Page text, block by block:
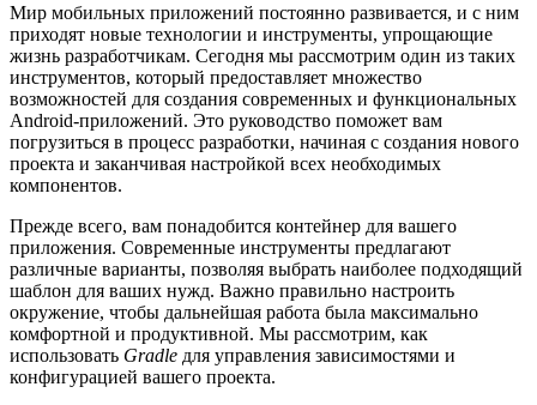
Мир мобильных приложений постоянно развивается, и с ним
приходят новые технологии и инструменты, упрощающие
жизнь разработчикам. Сегодня мы рассмотрим один из таких
инструментов, который предоставляет множество
возможностей для создания современных и функциональных
Android-приложений. Это руководство поможет вам
погрузиться в процесс разработки, начиная с создания нового
проекта и заканчивая настройкой всех необходимых
компонентов.
Прежде всего, вам понадобится контейнер для вашего
приложения. Современные инструменты предлагают
различные варианты, позволяя выбрать наиболее подходящий
шаблон для ваших нужд. Важно правильно настроить
окружение, чтобы дальнейшая работа была максимально
комфортной и продуктивной. Мы рассмотрим, как
использовать Gradle для управления зависимостями и
конфигурацией вашего проекта.